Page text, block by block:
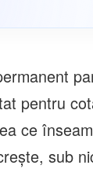
pentru
ce
sub